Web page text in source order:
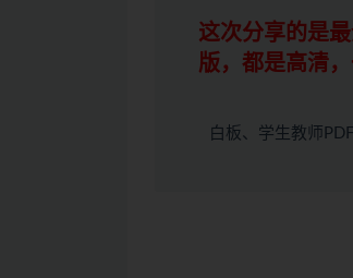
这次分享的是
版，都是高清
白板、学生教师